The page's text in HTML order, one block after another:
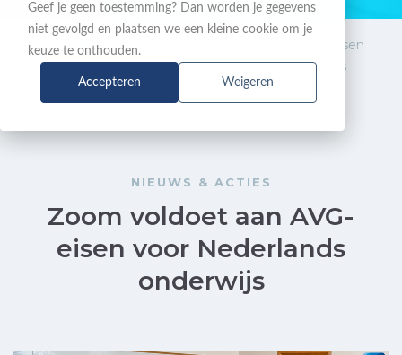
Geef je geen toestemming? Dan worden je gegevens
niet gevolgd en plaatsen we een kleine cookie om je
keuze te onthouden.
Accepteren Weigeren
Nieuws &
Acties
Zoom voldoet aan AVG-eisen
voor Nederlands onderwijs
NIEUWS & ACTIES
Zoom voldoet aan AVG-
eisen voor Nederlands
onderwijs